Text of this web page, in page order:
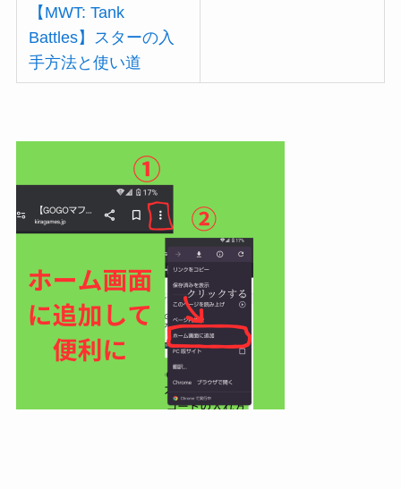
【MWT: Tank
Battles】スターの入
手方法と使い道